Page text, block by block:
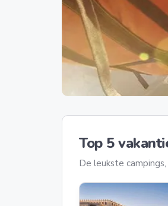
Top 5
De leukste